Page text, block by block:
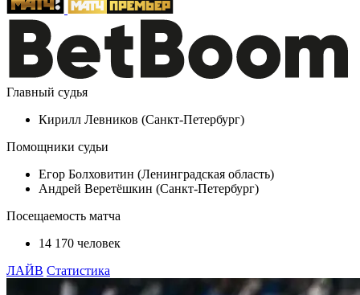
Главный судья
Кирилл Левников (Санкт-Петербург)
Помощники судьи
Егор Болховитин (Ленинградская область)
Андрей Веретёшкин (Санкт-Петербург)
Посещаемость матча
14 170 человек
ЛАЙВ Статистика